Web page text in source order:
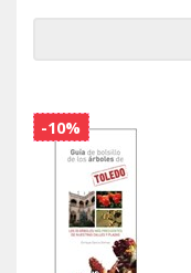
-10%